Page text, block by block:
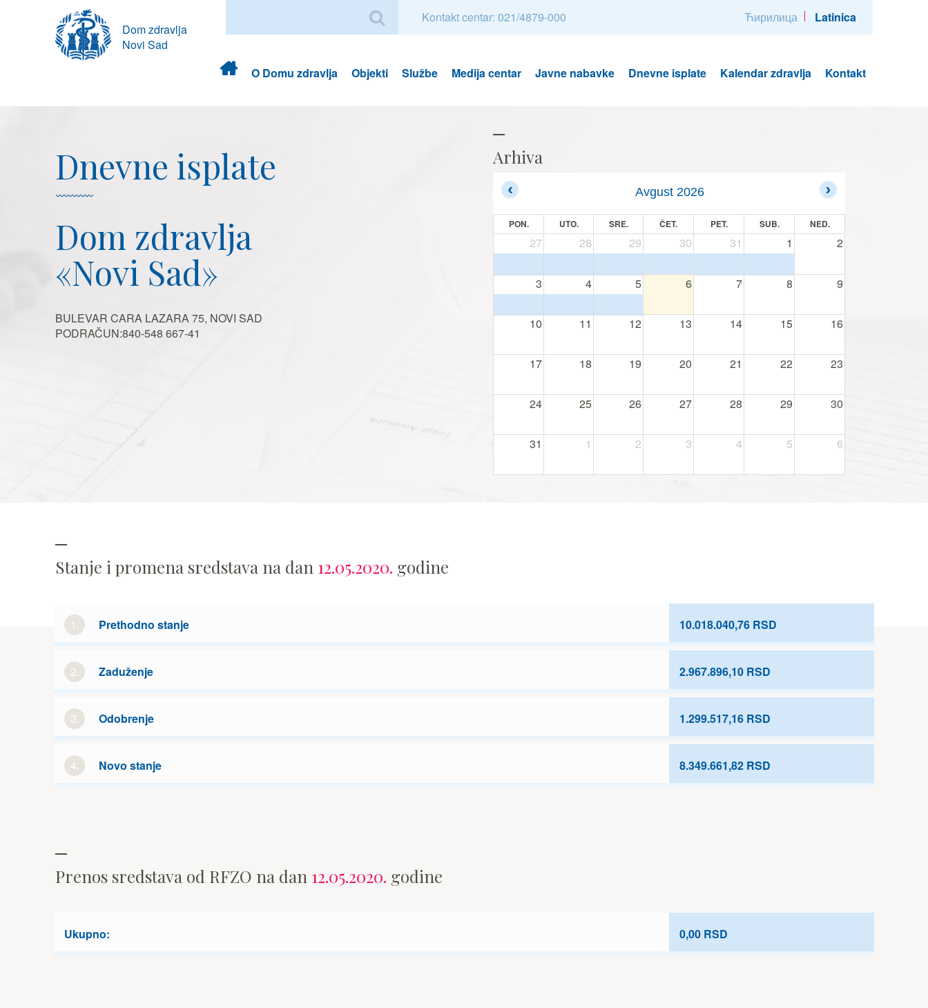
Dom zdravlja
Novi Sad
Kontakt centar: 021/4879-000 Ћирилица Latinica
Dom
zdravlja
O Domu zdravlja Objekti Službe Medija centar Javne nabavke Dnevne isplate Kalendar zdravlja Kontakt
Dnevne isplate
Dom zdravlja
«Novi Sad»
BULEVAR CARA LAZARA 75, NOVI SAD
PODRAČUN:840-548 667-41
Arhiva
Avgust 2026
PON. UTO. SRE. ČET. PET. SUB. NED.
27 28 29 30 31 1 2
3 4 5 6 7 8 9
10 11 12 13 14 15 16
17 18 19 20 21 22 23
24 25 26 27 28 29 30
31 1 2 3 4 5 6
Stanje i promena sredstava na dan 12.05.2020. godine
1. Prethodno stanje 10.018.040,76 RSD
2. Zaduženje 2.967.896,10 RSD
3. Odobrenje 1.299.517,16 RSD
4. Novo stanje 8.349.661,82 RSD
Prenos sredstava od RFZO na dan 12.05.2020. godine
Ukupno: 0,00 RSD